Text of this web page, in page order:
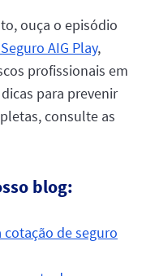
ouça o episódio
AIG Play,
profissionais em
para prevenir
consulte as
blog:
de seguro